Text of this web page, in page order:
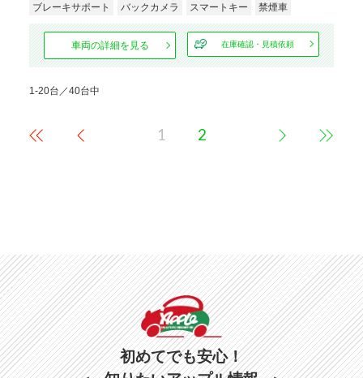
ブレーキサポート バックカメラ スマートキー 禁煙車
車両の詳細を見る 在庫確認・見積依頼
1-20台／40台中
1 2
初めてでも安心！